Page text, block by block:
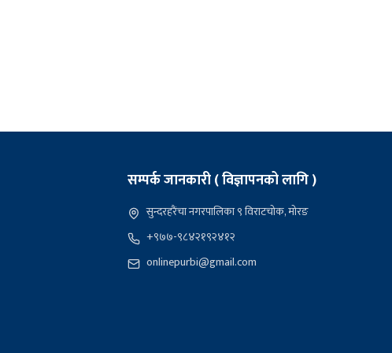
सम्पर्क जानकारी ( विज्ञापनको लागि )
सुन्दरहरैंचा नगरपालिका ९ विराटचोक, मोरङ
+९७७-९८४२१९२४१२
onlinepurbi@gmail.com